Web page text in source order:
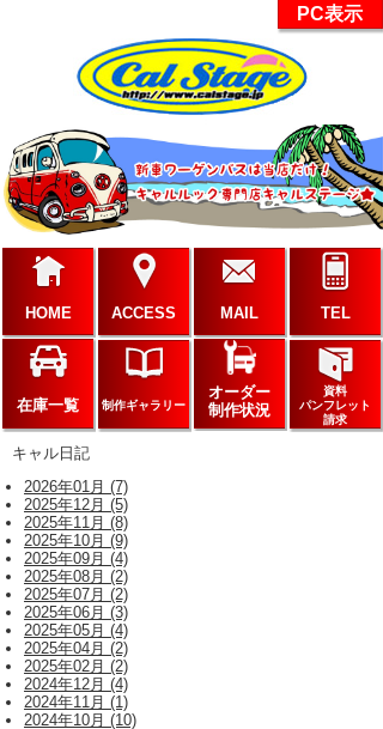
PC表示
HOME ACCESS MAIL TEL
在庫一覧 制作ギャラリー
オーダー
制作状況
資料
パンフレット
請求
キャル日記
2026年01月 (7)
2025年12月 (5)
2025年11月 (8)
2025年10月 (9)
2025年09月 (4)
2025年08月 (2)
2025年07月 (2)
2025年06月 (3)
2025年05月 (4)
2025年04月 (2)
2025年02月 (2)
2024年12月 (4)
2024年11月 (1)
2024年10月 (10)